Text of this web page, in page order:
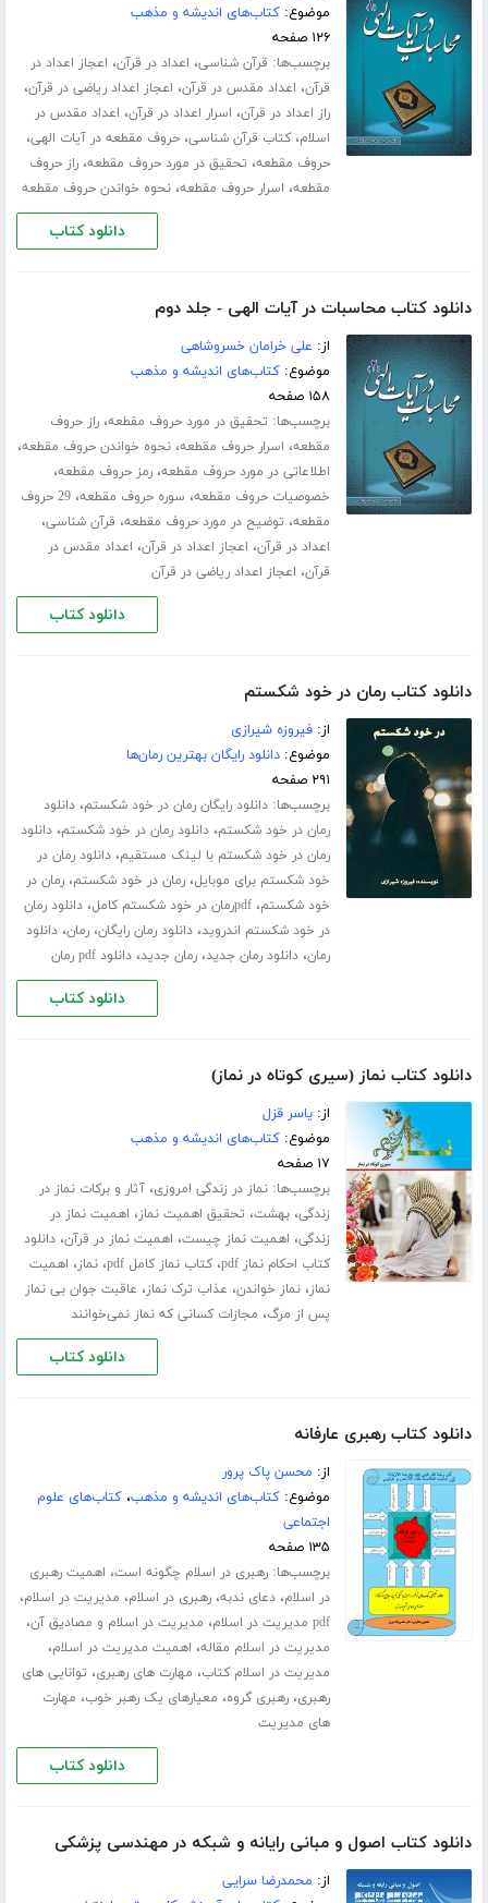
موضوع:کتاب‌های اندیشه و مذهب
۱۲۶ صفحه
برچسب‌ها: قرآن شناسی، اعداد در قرآن، اعجاز اعداد در
قرآن، اعداد مقدس در قرآن، اعجاز اعداد ریاضی در قرآن،
راز اعداد در قرآن، اسرار اعداد در قرآن، اعداد مقدس در
اسلام،کتاب قرآن شناسی،حروف مقطعه در آیات الهی،
حروف مقطعه، تحقیق در مورد حروف مقطعه،راز حروف
مقطعه، اسرار حروف مقطعه،نحوه خواندن حروف مقطعه
دانلود کتاب
دانلود کتاب محاسبات در آیات الهی - جلد دوم
از: علی خرامان خسروشاهی
موضوع:کتاب‌های اندیشه و مذهب
۱۵۸ صفحه
برچسب‌ها: تحقیق در مورد حروف مقطعه،راز حروف
مقطعه، اسرار حروف مقطعه،نحوه خواندن حروف مقطعه،
اطلاعاتی در مورد حروف مقطعه،رمز حروف مقطعه،
خصوصیات حروف مقطعه، سوره حروف مقطعه،
29 حروف
مقطعه، توضیح در مورد حروف مقطعه، قرآن شناسی،
اعداد در قرآن، اعجاز اعداد در قرآن، اعداد مقدس در
قرآن، اعجاز اعداد ریاضی در قرآن
دانلود کتاب
دانلود کتاب رمان در خود شکستم
از:فیروزه شیرازی
موضوع:دانلود رایگان بهترین رمان‌ها
۲۹۱ صفحه
برچسب‌ها:دانلود رایگان رمان در خود شکستم،دانلود
رمان در خود شکستم،دانلود رمان در خود شکستم،دانلود
رمان در خود شکستم با لینک مستقیم،دانلود رمان در
خود شکستم برای موبایل،رمان در خود شکستم،رمان در
خود شکستم،pdfرمان در خود شکستم کامل ،دانلود رمان
در خود شکستم اندروید،دانلود رمان رایگان،رمان،دانلود
رمان،دانلود رمان جدید،رمان جدید،دانلود pdf رمان
دانلود کتاب
دانلود کتاب نماز (سیری کوتاه در نماز)
از:یاسر قزل
موضوع:کتاب‌های اندیشه و مذهب
۱۷ صفحه
برچسب‌ها:نماز در زندگی امروزی،آثار و برکات نماز در
زندگی،بهشت، تحقیق اهمیت نماز، اهمیت نماز در
زندگی، اهمیت نماز چیست، اهمیت نماز در قرآن،دانلود
کتاب احکام نماز pdf
،کتاب نماز کامل pdf ،نماز، اهمیت
نماز،نماز خواندن، عذاب ترک نماز، عاقبت جوان بی نماز
پس از مرگ، مجازات کسانی که نماز نمی‌خوانند
دانلود کتاب
دانلود کتاب رهبری عارفانه
از: محسن پاک پرور
موضوع:کتاب‌های اندیشه و مذهب،کتاب‌های علوم
اجتماعی
۱۳۵ صفحه
برچسب‌ها:رهبری در اسلام چگونه است، اهمیت رهبری
در اسلام،دعای ندبه،رهبری در اسلام، مدیریت در اسلام،
pdf مدیریت در اسلام ، مدیریت در اسلام و مصادیق آن،
مدیریت در اسلام مقاله، اهمیت مدیریت در اسلام،
مدیریت در اسلام کتاب، مهارت های رهبری، توانایی های
رهبری،رهبری گروه، معیارهای یک رهبر خوب، مهارت
های مدیریت
دانلود کتاب
دانلود کتاب اصول و مبانی رایانه و شبکه در مهندسی پزشکی
از: محمدرضا سرایی